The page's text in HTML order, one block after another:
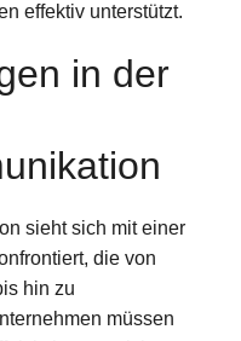
effektiv unterstützt.
in der
sieht sich mit einer
die von
hin zu
müssen